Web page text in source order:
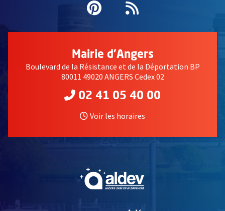
Pinterest
, Ouvre une
Flux RSS
Mairie d'Angers
Boulevard de la Résistance et de la Déportation BP
80011 49020 ANGERS Cedex 02
02 41 05 40 00
Voir les horaires